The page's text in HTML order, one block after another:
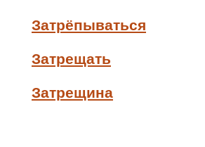
Затрёпываться
Затрещать
Затрещина